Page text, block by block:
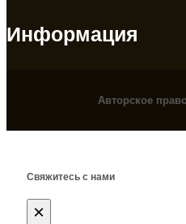
Информация
Авторское
Свяжитесь с нами
×